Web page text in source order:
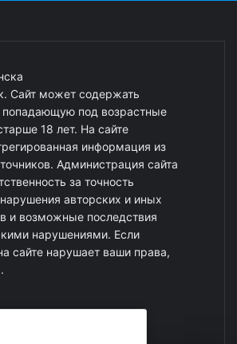
Сайт может содержать
под возрастные
18 лет. На сайте
информация из
Администрация сайта
за точность
авторских и иных
и возможные последствия
нарушениями. Если
сайте нарушает ваши права,
.